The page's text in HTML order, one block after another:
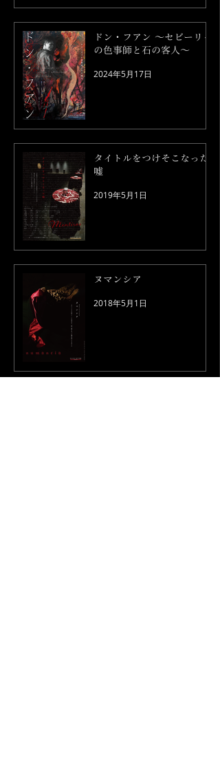
ドン・フアン ～セビーリャ
の色事師と石の客人～
2024年5月17日
タイトルをつけそこなった
嘘
2019年5月1日
ヌマンシア
2018年5月1日